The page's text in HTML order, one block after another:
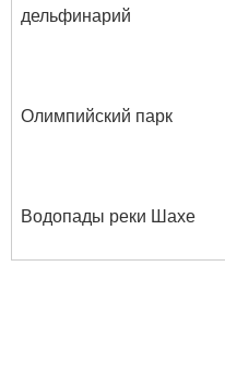
дельфинарий
Олимпийский парк
Водопады реки Шахе